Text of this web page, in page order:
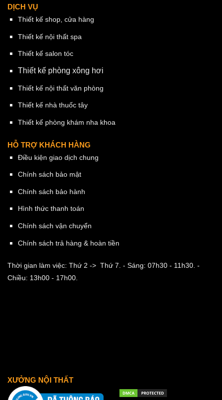
DỊCH VỤ
Thiết kế shop, cửa hàng
Thiết kế nội thất spa
Thiết kế salon tóc
Thiết kế phòng xông hơi
Thiết kế nội thất văn phòng
Thiết kế nhà thuốc tây
Thiết kế phòng khám nha khoa
HỖ TRỢ KHÁCH HÀNG
Điều kiện giao dịch chung
Chính sách bảo mật
Chính sách bảo hành
Hình thức thanh toán
Chính sách vận chuyển
Chính sách trả hàng & hoàn tiền
Thời gian làm việc: Thứ 2 -> Thứ 7. - Sáng: 07h30 - 11h30. -
Chiều: 13h00 - 17h00.
XƯỞNG NỘI THẤT